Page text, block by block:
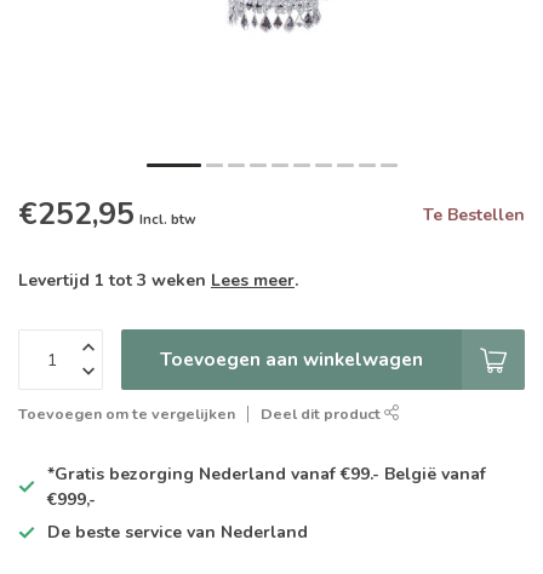
€252,95 Incl. btw Te Bestellen
Levertijd 1 tot 3 weken Lees meer.
Toevoegen aan winkelwagen
Toevoegen om te vergelijken Deel dit product
*Gratis bezorging Nederland vanaf €99.- België vanaf
€999,-
De beste service van Nederland